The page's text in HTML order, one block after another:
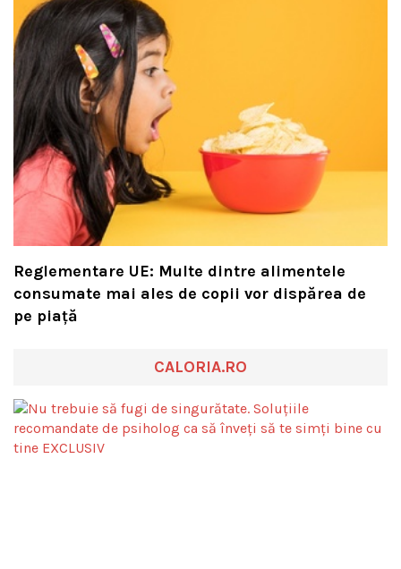
Reglementare UE: Multe dintre alimentele
consumate mai ales de copii vor dispărea de
pe piață
CALORIA.RO